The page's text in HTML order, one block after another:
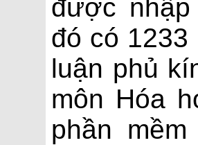
được
đó có
luận phủ
môn Hóa
phần